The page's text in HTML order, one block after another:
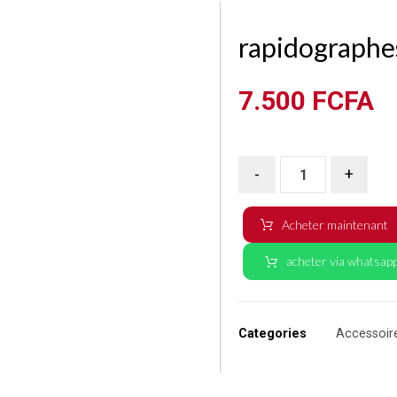
7.500 FCFA
- +
Acheter maintenant
acheter via
Categories